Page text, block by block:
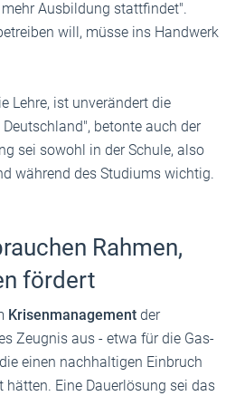
Ausbildung stattfindet".
will, müsse ins Handwerk
Lehre, ist unverändert die
betonte auch der
sei sowohl in der Schule, also
während des Studiums wichtig.
Rahmen,
fördert
Krisenmanagement der
Zeugnis aus - etwa für die Gas-
einen nachhaltigen Einbruch
Eine Dauerlösung sei das